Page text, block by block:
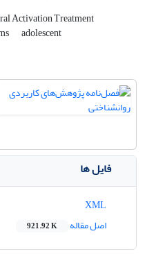
Activation Treatment
adolescent
فایل ها
اصل مقاله
921.92 K